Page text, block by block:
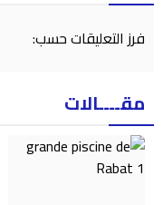
فرز التعليقات حسب:
مقــــالات